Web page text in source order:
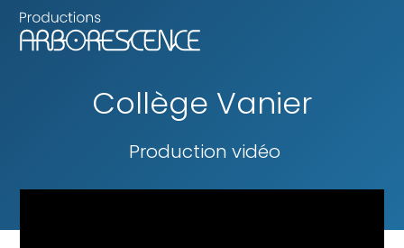
Collège Vanier
Production vidéo